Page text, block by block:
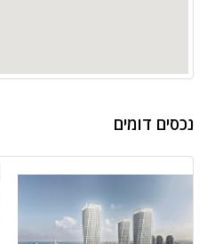
נכסים דומים